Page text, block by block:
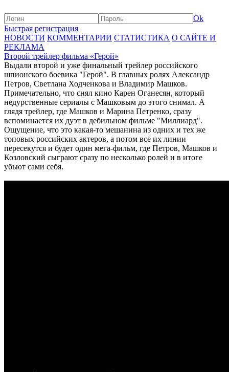
Ok
Быстрая регистрация
НОВОСТИ КОММЕНТАРИИ СТАТИСТИКА О САЙТЕ И
РЕКЛАМА
Второй трейлер фильма «Герой»
Выдали второй и уже финальный трейлер российского
шпионского боевика "Герой". В главных ролях Александр
Петров, Светлана Ходченкова и Владимир Машков.
Примечательно, что снял кино Карен Оганесян, который
недурственные сериалы с Машковым до этого снимал. А
глядя трейлер, где Машков и Марина Петренко, сразу
вспоминается их дуэт в дебильном фильме "Миллиард".
Ощущение, что это какая-то мешанина из одних и тех же
топовых российских актеров, а потом все их линии
пересекутся и будет один мега-фильм, где Петров, Машков и
Козловский сыграют сразу по несколько ролей и в итоге
убьют сами себя.